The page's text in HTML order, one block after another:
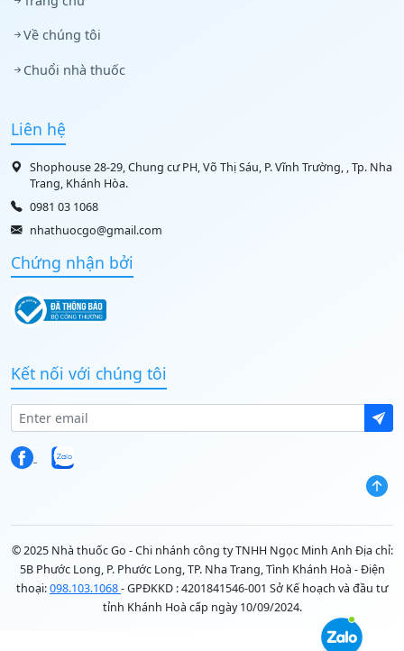
Về chúng tôi
Chuổi nhà thuốc
Liên hệ
Shophouse 28-29, Chung cư PH, Võ Thị Sáu, P. Vĩnh Trường, , Tp. Nha
Trang, Khánh Hòa.
0981 03 1068
nhathuocgo@gmail.com
Chứng nhận bởi
Kết nối với chúng tôi
© 2025 Nhà thuốc Go - Chi nhánh công ty TNHH Ngọc Minh Anh Địa chỉ:
5B Phước Long, P. Phước Long, TP. Nha Trang, Tình Khánh Hoà - Điện
thoại:098.103.1068- GPĐKKD : 4201841546-001 Sở Kế hoạch và đầu tư
tỉnh Khánh Hoà cấp ngày 10/09/2024.